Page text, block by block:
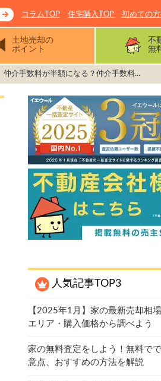
コラムTOP 住宅購入TOP 初めての
土地売却の
ポイント
不
無
仲介手数料が半額になる？仲介手数料...
人気記事TOP3
【2025年1月】家の最新売却相
エリア・購入価格から調べよう
家の無料査定をしよう！無料で
意点、おすすめの方法を解説